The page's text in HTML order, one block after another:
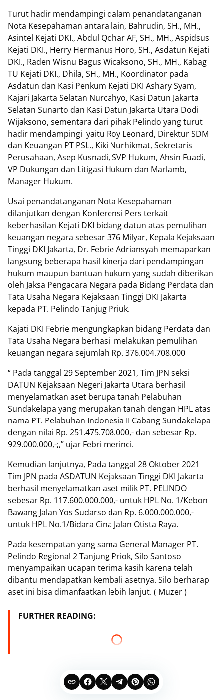
Turut hadir mendampingi dalam penandatanganan
Nota Kesepahaman antara lain, Bahrudin, SH., MH.,
Asintel Kejati DKI., Abdul Qohar AF, SH., MH., Aspidsus
Kejati DKI., Herry Hermanus Horo, SH., Asdatun Kejati
DKI., Raden Wisnu Bagus Wicaksono, SH., MH., Kabag
TU Kejati DKI., Dhila, SH., MH., Koordinator pada
Asdatun dan Kasi Penkum Kejati DKI Ashary Syam,
Kajari Jakarta Selatan Nurcahyo, Kasi Datun Jakarta
Selatan Sunarto dan Kasi Datun Jakarta Utara Dodi
Wijaksono, sementara dari pihak Pelindo yang turut
hadir mendampingi yaitu Roy Leonard, Direktur SDM
dan Keuangan PT PSL., Kiki Nurhikmat, Sekretaris
Perusahaan, Asep Kusnadi, SVP Hukum, Ahsin Fuadi,
VP Dukungan dan Litigasi Hukum dan Marlamb,
Manager Hukum.
Usai penandatanganan Nota Kesepahaman
dilanjutkan dengan Konferensi Pers terkait
keberhasilan Kejati DKI bidang datun atas pemulihan
keuangan negara sebesar 376 Milyar, Kepala Kejaksaan
Tinggi DKI Jakarta, Dr. Febrie Adriansyah memaparkan
langsung beberapa hasil kinerja dari pendampingan
hukum maupun bantuan hukum yang sudah diberikan
oleh Jaksa Pengacara Negara pada Bidang Perdata dan
Tata Usaha Negara Kejaksaan Tinggi DKI Jakarta
kepada PT. Pelindo Tanjug Priuk.
Kajati DKI Febrie mengungkapkan bidang Perdata dan
Tata Usaha Negara berhasil melakukan pemulihan
keuangan negara sejumlah Rp. 376.004.708.000
“ Pada tanggal 29 September 2021, Tim JPN seksi
DATUN Kejaksaan Negeri Jakarta Utara berhasil
menyelamatkan aset berupa tanah Pelabuhan
Sundakelapa yang merupakan tanah dengan HPL atas
nama PT. Pelabuhan Indonesia II Cabang Sundakelapa
dengan nilai Rp. 251.475.708.000,- dan sebesar Rp.
929.000.000,-;,” ujar Febri merinci.
Kemudian lanjutnya, Pada tanggal 28 Oktober 2021
Tim JPN pada ASDATUN Kejaksaan Tinggi DKI Jakarta
berhasil menyelamatkan aset milik PT. PELINDO
sebesar Rp. 117.600.000.000,- untuk HPL No. 1/Kebon
Bawang Jalan Yos Sudarso dan Rp. 6.000.000.000,-
untuk HPL No.1/Bidara Cina Jalan Otista Raya.
Pada kesempatan yang sama General Manager PT.
Pelindo Regional 2 Tanjung Priok, Silo Santoso
menyampaikan ucapan terima kasih karena telah
dibantu mendapatkan kembali asetnya. Silo berharap
aset ini bisa dimanfaatkan lebih lanjut. ( Muzer )
FURTHER READING: